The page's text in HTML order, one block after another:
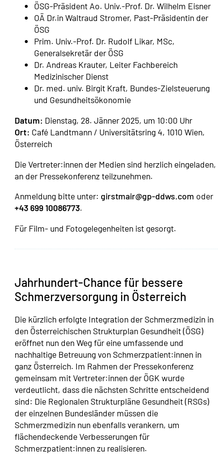
ÖSG-Präsident Ao. Univ.-Prof. Dr. Wilhelm Eisner
OÄ Dr.in Waltraud Stromer, Past-Präsidentin der
ÖSG
Prim. Univ.-Prof. Dr. Rudolf Likar, MSc,
Generalsekretär der ÖSG
Dr. Andreas Krauter, Leiter Fachbereich
Medizinischer Dienst
Dr. med. univ. Birgit Kraft, Bundes-Zielsteuerung
und Gesundheitsökonomie
Datum: Dienstag, 28. Jänner 2025, um 10:00 Uhr
Ort: Café Landtmann / Universitätsring 4, 1010 Wien,
Österreich
Die Vertreter:innen der Medien sind herzlich eingeladen,
an der Pressekonferenz teilzunehmen.
Anmeldung bitte unter: girstmair@gp-ddws.com oder
+43 699 10086773.
Für Film- und Fotogelegenheiten ist gesorgt.
Jahrhundert-Chance für bessere
Schmerzversorgung in Österreich
Die kürzlich erfolgte Integration der Schmerzmedizin in
den Österreichischen Strukturplan Gesundheit (ÖSG)
eröffnet nun den Weg für eine umfassende und
nachhaltige Betreuung von Schmerzpatient:innen in
ganz Österreich. Im Rahmen der Pressekonferenz
gemeinsam mit Vertreter:innen der ÖGK wurde
verdeutlicht, dass die nächsten Schritte entscheidend
sind: Die Regionalen Strukturpläne Gesundheit (RSGs)
der einzelnen Bundesländer müssen die
Schmerzmedizin nun ebenfalls verankern, um
flächendeckende Verbesserungen für
Schmerzpatient:innen zu realisieren.